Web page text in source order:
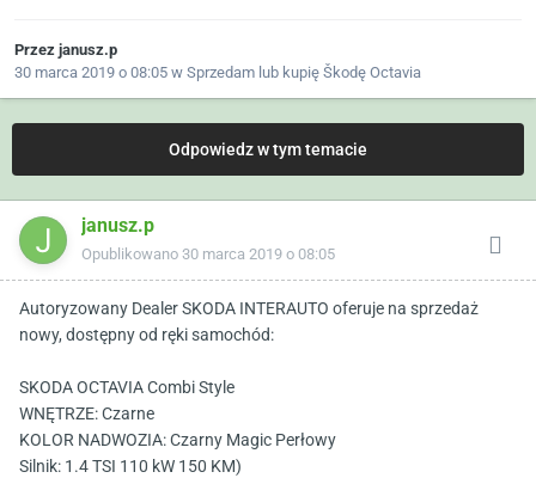
Przez janusz.p
30 marca 2019 o 08:05 w Sprzedam lub kupię Škodę Octavia
Odpowiedz w tym temacie
janusz.p
Opublikowano 30 marca 2019 o 08:05
Autoryzowany Dealer SKODA INTERAUTO oferuje na sprzedaż
nowy, dostępny od ręki samochód:
SKODA OCTAVIA Combi Style
WNĘTRZE: Czarne
KOLOR NADWOZIA: Czarny Magic Perłowy
Silnik: 1.4 TSI 110 kW 150 KM)